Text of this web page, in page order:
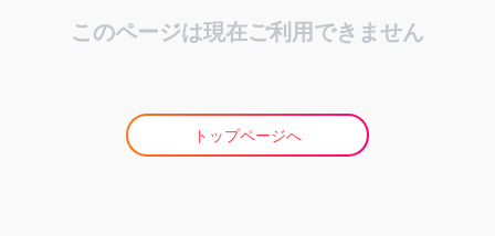
このページは現在ご利用できません